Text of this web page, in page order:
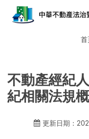
首
不動產經紀
紀相關法規
更新日期：